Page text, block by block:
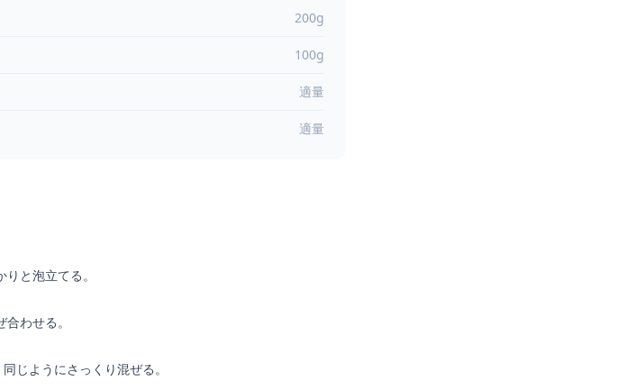
200g
100g
適量
適量
と泡立てる。
わせる。
じようにさっくり混ぜる。